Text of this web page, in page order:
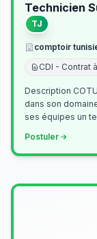
Technicien
TJ
comptoir
CDI - Contrat
Description
dans son
ses équipes un
Postuler